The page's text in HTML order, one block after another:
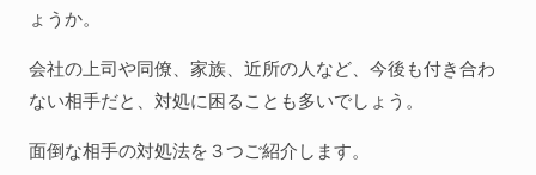
ょうか。
会社の上司や同僚、家族、近所の人など、今後も付き合わ
ない相手だと、対処に困ることも多いでしょう。
面倒な相手の対処法を３つご紹介します。